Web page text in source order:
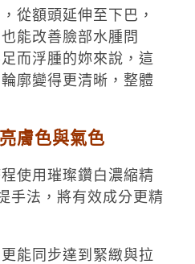
從額頭延伸至下巴，
能改善臉部水腫問
而浮腫的妳來說，這
廓變得更清晰，整體
膚色與氣色
使用璀璨鑽白濃縮精
手法，將有效成分更精
能同步達到緊緻與拉